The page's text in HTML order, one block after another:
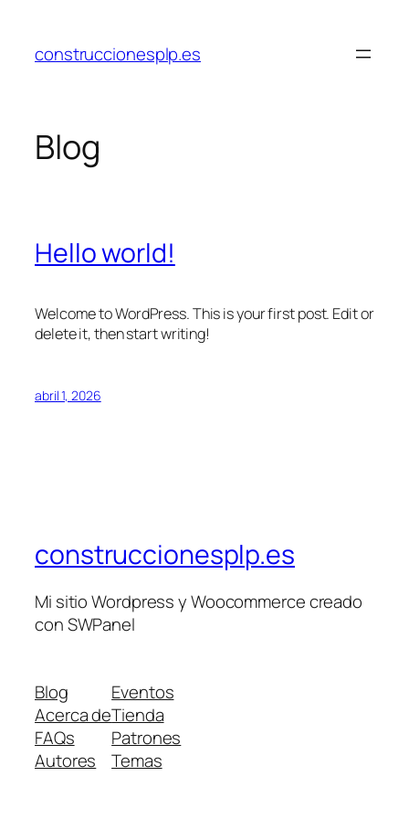
contenido
construccionesplp.es
Blog
Hello world!
Welcome to WordPress. This is your first post. Edit or
delete it, then start writing!
abril 1, 2026
construccionesplp.es
Mi sitio Wordpress y Woocommerce creado
con SWPanel
Blog
Acerca de
FAQs
Autores
Eventos
Tienda
Patrones
Temas